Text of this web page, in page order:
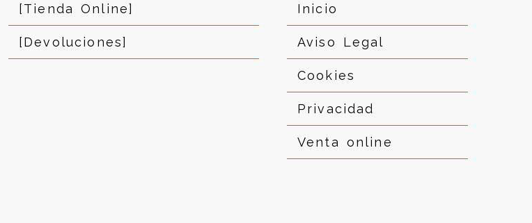
[Tienda Online]
[Devoluciones]
Inicio
Aviso Legal
Cookies
Privacidad
Venta online